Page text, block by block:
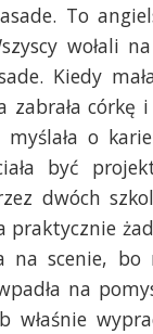
To
wołali
Kiedy
córkę
o
być
dwóch
praktycznie
na scenie,
na
właśnie